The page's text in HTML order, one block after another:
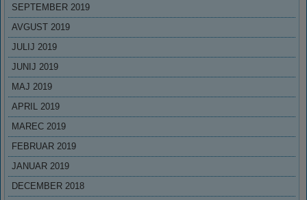
SEPTEMBER 2019
AVGUST 2019
JULIJ 2019
JUNIJ 2019
MAJ 2019
APRIL 2019
MAREC 2019
FEBRUAR 2019
JANUAR 2019
DECEMBER 2018